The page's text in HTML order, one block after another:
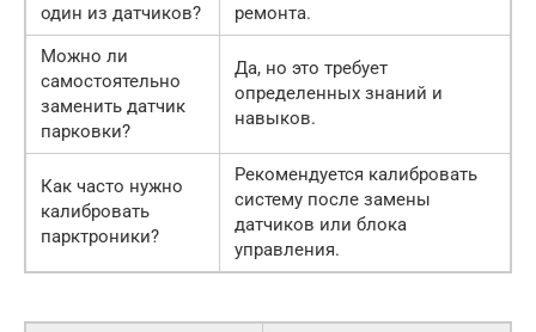
один из датчиков?
ремонта.
Можно ли
самостоятельно
заменить датчик
парковки?
Да, но это требует
определенных знаний и
навыков.
Как часто нужно
калибровать
парктроники?
Рекомендуется калибровать
систему после замены
датчиков или блока
управления.